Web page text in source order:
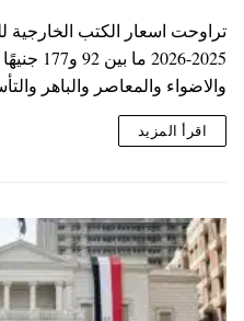
تراوحت اسعار الكتب الخارجية
2025-
والاضواء والمعاصر والباهر
اقرأ المزيد